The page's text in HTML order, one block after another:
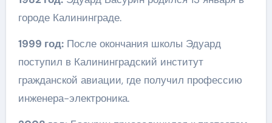
городе Калининграде.
1999 год:После окончания школы Эдуард
поступил в Калининградский институт
гражданской авиации, где получил профессию
инженера-электроника.